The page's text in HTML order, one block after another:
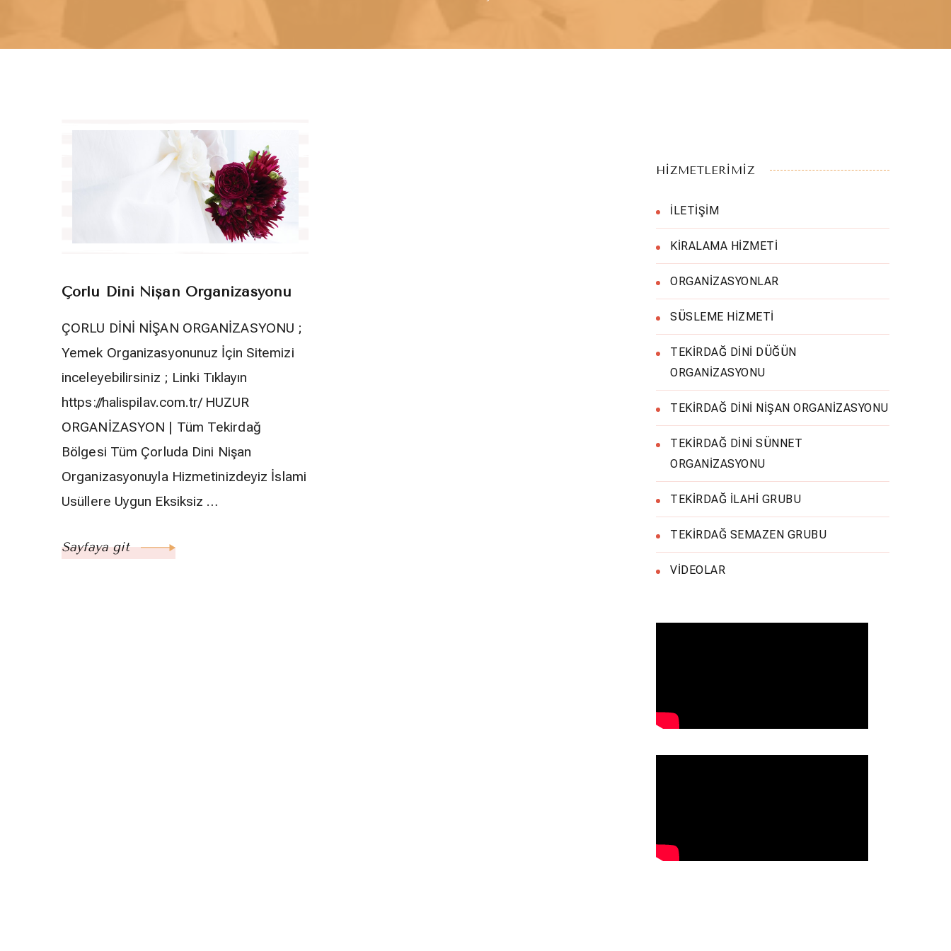
Çorlu Dini Nişan Organizasyonu
ÇORLU DİNİ NİŞAN ORGANİZASYONU ;
Yemek Organizasyonunuz İçin Sitemizi
inceleyebilirsiniz ; Linki Tıklayın
https://halispilav.com.tr/ HUZUR
ORGANİZASYON | Tüm Tekirdağ
Bölgesi Tüm Çorluda Dini Nişan
Organizasyonuyla Hizmetinizdeyiz İslami
Usüllere Uygun Eksiksiz …
Sayfaya git
HİZMETLERİMİZ
İLETİŞİM
KİRALAMA HİZMETİ
ORGANİZASYONLAR
SÜSLEME HİZMETİ
TEKİRDAĞ DİNİ DÜĞÜN
ORGANİZASYONU
TEKİRDAĞ DİNİ NİŞAN ORGANİZASYONU
TEKİRDAĞ DİNİ SÜNNET
ORGANİZASYONU
TEKİRDAĞ İLAHİ GRUBU
TEKİRDAĞ SEMAZEN GRUBU
VİDEOLAR